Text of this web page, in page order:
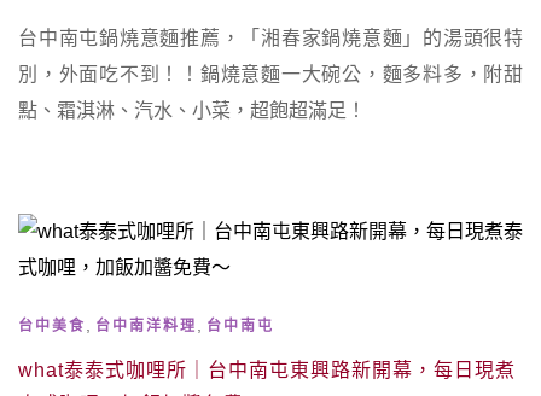
台中南屯鍋燒意麵推薦，「湘春家鍋燒意麵」的湯頭很特
別，外面吃不到！！鍋燒意麵一大碗公，麵多料多，附甜
點、霜淇淋、汽水、小菜，超飽超滿足！
台中美食 台中南洋料理 台中南屯
what泰泰式咖哩所｜台中南屯東興路新開幕，每日現煮